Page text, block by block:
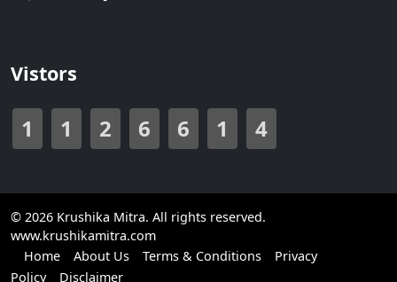
Vistors
1 1 2 6 6 1 4
© 2026 Krushika Mitra. All rights reserved.
www.krushikamitra.com
Home
About Us Terms & Conditions
Privacy
Policy
Disclaimer